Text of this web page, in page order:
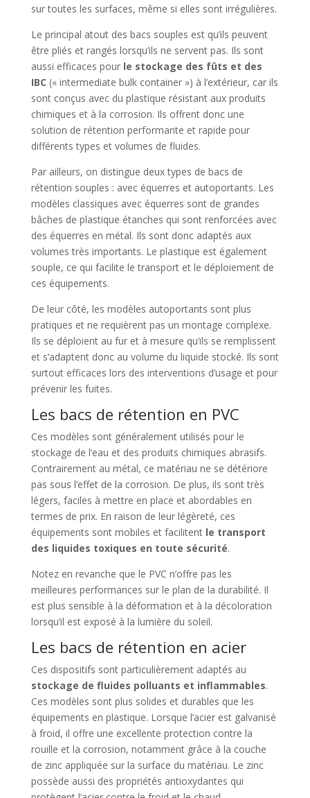
sur toutes les surfaces, même si elles sont irrégulières.
Le principal atout des bacs souples est qu’ils peuvent
être pliés et rangés lorsqu’ils ne servent pas. Ils sont
aussi efficaces pour le stockage des fûts et des
IBC (« intermediate bulk container ») à l’extérieur, car ils
sont conçus avec du plastique résistant aux produits
chimiques et à la corrosion. Ils offrent donc une
solution de rétention performante et rapide pour
différents types et volumes de fluides.
Par ailleurs, on distingue deux types de bacs de
rétention souples : avec équerres et autoportants. Les
modèles classiques avec équerres sont de grandes
bâches de plastique étanches qui sont renforcées avec
des équerres en métal. Ils sont donc adaptés aux
volumes très importants. Le plastique est également
souple, ce qui facilite le transport et le déploiement de
ces équipements.
De leur côté, les modèles autoportants sont plus
pratiques et ne requièrent pas un montage complexe.
Ils se déploient au fur et à mesure qu’ils se remplissent
et s’adaptent donc au volume du liquide stocké. Ils sont
surtout efficaces lors des interventions d’usage et pour
prévenir les fuites.
Les bacs de rétention en PVC
Ces modèles sont généralement utilisés pour le
stockage de l’eau et des produits chimiques abrasifs.
Contrairement au métal, ce matériau ne se détériore
pas sous l’effet de la corrosion. De plus, ils sont très
légers, faciles à mettre en place et abordables en
termes de prix. En raison de leur légèreté, ces
équipements sont mobiles et facilitent le transport
des liquides toxiques en toute sécurité.
Notez en revanche que le PVC n’offre pas les
meilleures performances sur le plan de la durabilité. Il
est plus sensible à la déformation et à la décoloration
lorsqu’il est exposé à la lumière du soleil.
Les bacs de rétention en acier
Ces dispositifs sont particulièrement adaptés au
stockage de fluides polluants et inflammables.
Ces modèles sont plus solides et durables que les
équipements en plastique. Lorsque l’acier est galvanisé
à froid, il offre une excellente protection contre la
rouille et la corrosion, notamment grâce à la couche
de zinc appliquée sur la surface du matériau. Le zinc
possède aussi des propriétés antioxydantes qui